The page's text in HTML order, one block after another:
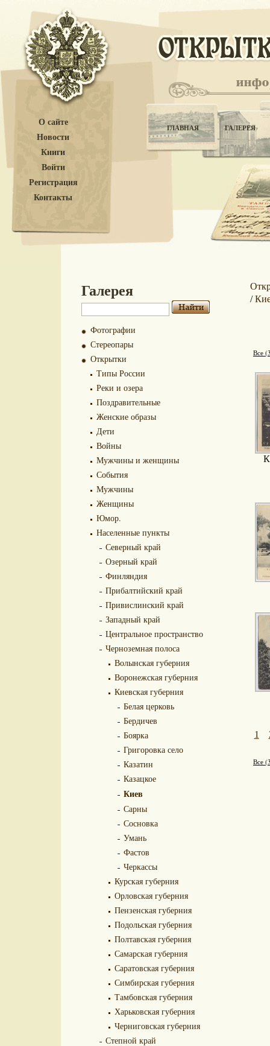
О сайте
Новости
Книги
Войти
Регистрация
Контакты
ГЛАВНАЯ ГАЛЕРЕЯ
Галерея
Фотографии
Стереопары
Открытки
Типы России
Реки и озера
Поздравительные
Женские образы
Дети
Войны
Мужчины и женщины
События
Мужчины
Женщины
Юмор.
Населенные пункты
Северный край
Озерный край
Финляндия
Прибалтийский край
Привислинский край
Западный край
Центральное пространство
Черноземная полоса
Волынская губерния
Воронежская губерния
Киевская губерния
Белая церковь
Бердичев
Боярка
Григоровка село
Казатин
Казацкое
Киев
Сарны
Сосновка
Умань
Фастов
Черкассы
Курская губерния
Орловская губерния
Пензенская губерния
Подольская губерния
Полтавская губерния
Самарская губерния
Саратовская губерния
Симбирская губерния
Тамбовская губерния
Харьковская губерния
Черниговская губерния
Степной край
/
Все
1
Все